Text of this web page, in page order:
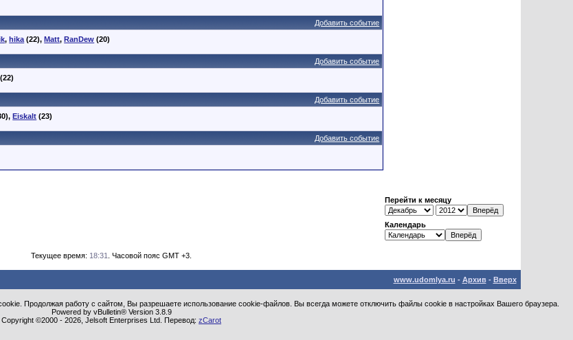
Добавить событие
, hika(22), Matt, RanDew (20)
Добавить событие
(22)
Добавить событие
Eiskalt (23)
Добавить событие
Перейти к месяцу
Календарь
Текущее время: 18:31 . Часовой пояс GMT +3.
www.udomlya.ru - Архив- Вверх
Продолжая работу с сайтом, Вы разрешаете использование cookie-файлов. Вы всегда можете отключить файлы cookie в настройках Вашего браузера.
Powered by vBulletin® Version 3.8.9
Copyright ©2000 - 2026, Jelsoft Enterprises Ltd. Перевод: zCarot